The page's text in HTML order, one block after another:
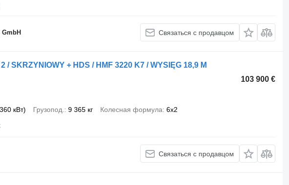
GmbH Связаться с продавцом
/ SKRZYNIOWY + HDS / HMF 3220 K7 / WYSIĘG 18,9 M
103 900 €
кВт) Грузопод. 9 365 кг Колесная формула 6x2
Связаться с продавцом